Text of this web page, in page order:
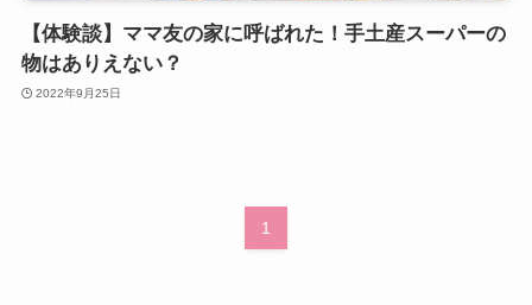
【体験談】ママ友の家に呼ばれた！手土産スーパーの
物はありえない？
2022年9月25日
1